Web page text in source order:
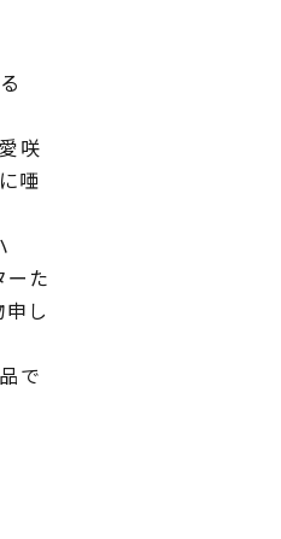
咲
唖
ーた
し
で